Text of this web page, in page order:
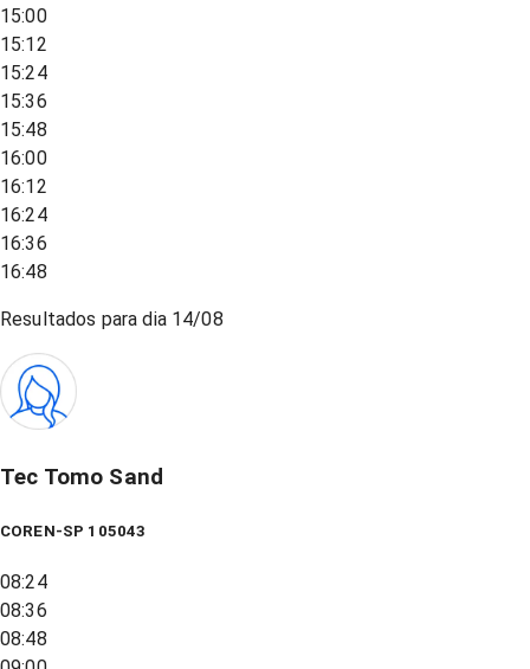
15:00
15:12
15:24
15:36
15:48
16:00
16:12
16:24
16:36
16:48
Resultados para dia 14/08
Tec Tomo Sand
COREN-SP 105043
08:24
08:36
08:48